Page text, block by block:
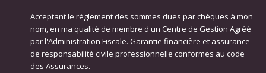
Acceptant le règlement des sommes dues par chèques à mon
nom, en ma qualité de membre d'un Centre de Gestion Agréé
par l'Administration Fiscale. Garantie financière et assurance
de responsabilité civile professionnelle conformes au code
des Assurances.